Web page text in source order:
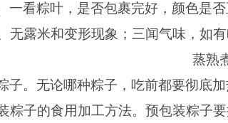
一看粽叶，是否包裹完好，颜色是
无露米和变形现象；三闻气味，如
蒸熟
子。无论哪种粽子，吃前都要彻底
粽子的食用加工方法。预包装粽子